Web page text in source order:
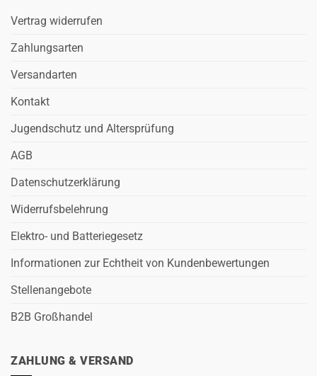
Vertrag widerrufen
Zahlungsarten
Versandarten
Kontakt
Jugendschutz und Altersprüfung
AGB
Datenschutzerklärung
Widerrufsbelehrung
Elektro- und Batteriegesetz
Informationen zur Echtheit von Kundenbewertungen
Stellenangebote
B2B Großhandel
ZAHLUNG & VERSAND